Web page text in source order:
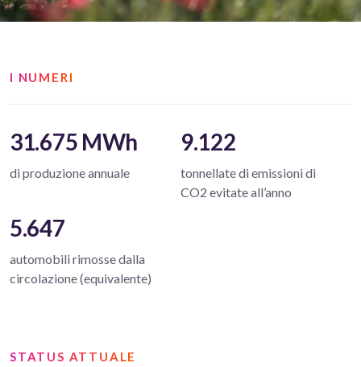
I NUMERI
31.675 MWh
di produzione annuale
9.122
tonnellate di emissioni di
CO2 evitate all’anno
5.647
automobili rimosse dalla
circolazione (equivalente)
STATUS ATTUALE